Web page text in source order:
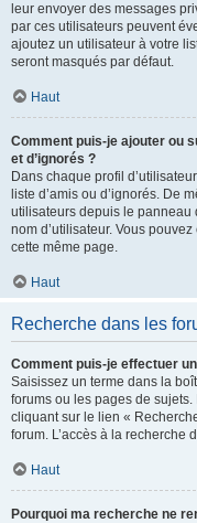
leur envoyer des messages
par ces utilisateurs peuvent
ajoutez un utilisateur à votre
seront masqués par défaut.
Haut
Comment puis-je ajouter ou
et d’ignorés ?
Dans chaque profil
liste d’amis ou d’ignorés. De
utilisateurs depuis le panneau
nom d’utilisateur. Vous
cette même page.
Haut
Recherche dans les
Comment puis-je effectuer
Saisissez un terme dans la
forums ou les pages de
cliquant sur le lien «
forum. L’accès à la recherche
Haut
Pourquoi ma recherche ne